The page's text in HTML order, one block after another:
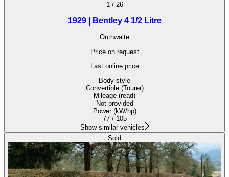
1/ 26
1929 | Bentley 4 1/2 Litre
Outhwaite
Price on request
Last online price
Body style
Convertible (Tourer)
Mileage (read)
Not provided
Power (kW/hp)
77 / 105
Show similar vehicles
Sold